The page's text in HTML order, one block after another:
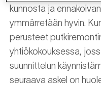
kunnosta ja
ymmärretään hyvin.
perusteet
yhtiökokouksessa,
suunnittelun
seuraava askel on